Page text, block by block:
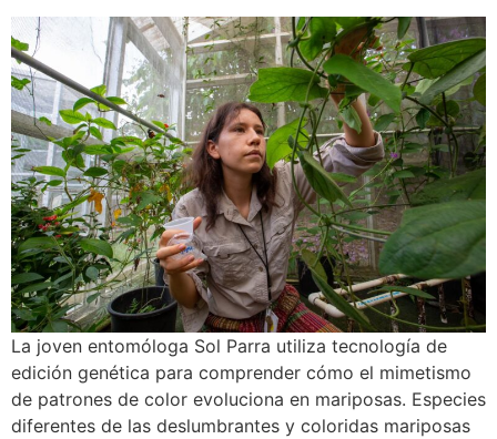
La joven entomóloga Sol Parra utiliza tecnología de
edición genética para comprender cómo el mimetismo
de patrones de color evoluciona en mariposas. Especies
diferentes de las deslumbrantes y coloridas mariposas